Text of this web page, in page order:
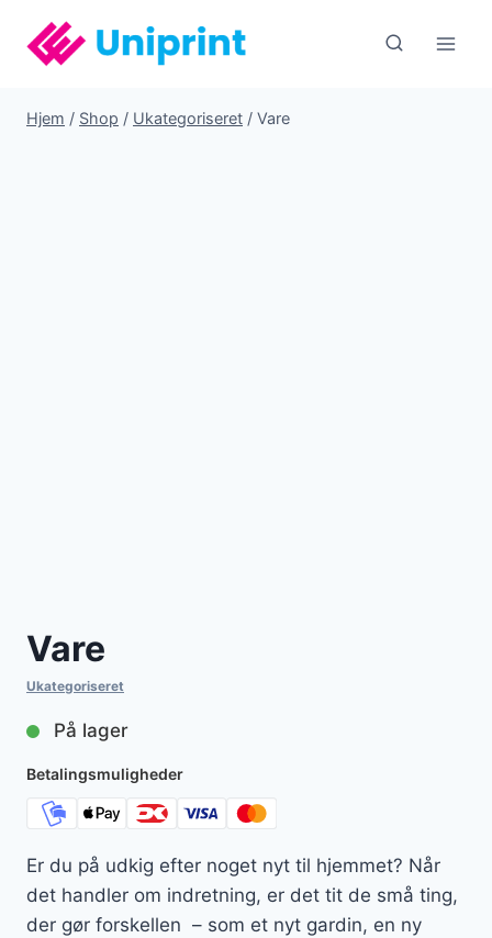
indhold
Hjem / Shop / Ukategoriseret / Vare
Vare
Ukategoriseret
På lager
Betalingsmuligheder
Er du på udkig efter noget nyt til hjemmet? Når
det handler om indretning, er det tit de små ting,
der gør forskellen – som et nyt gardin, en ny